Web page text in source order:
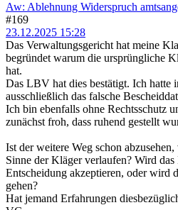
Aw: Ablehnung Widerspruch
#169
23.12.2025 15:28
Das Verwaltungsgericht hat meine
begründet warum die ursprüngliche
hat.
Das LBV hat dies bestätigt. Ich hatte
ausschließlich das falsche
Ich bin ebenfalls ohne Rechtsschutz
zunächst froh, dass ruhend gestellt
Ist der weitere Weg schon
Sinne der Kläger verlaufen? Wird
Entscheidung akzeptieren, oder wird
gehen?
Hat jemand Erfahrungen